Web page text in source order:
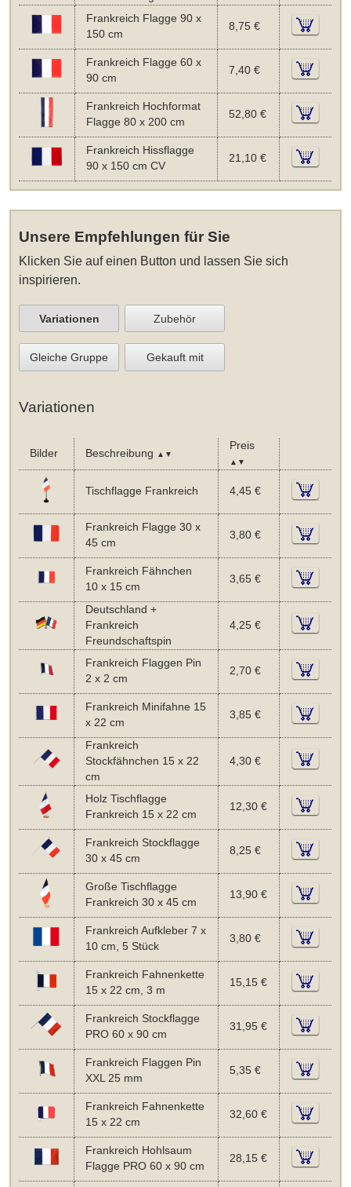
Frankreich Flagge 90 x
150 cm
8,75 €
Frankreich Flagge 60 x
90 cm
7,40 €
Frankreich Hochformat
Flagge 80 x 200 cm
52,80 €
Frankreich Hissflagge
90 x 150 cm CV
21,10 €
Unsere Empfehlungen für Sie
Klicken Sie auf einen Button und lassen Sie sich
inspirieren.
Variationen Zubehör
Gleiche Gruppe Gekauft mit
Variationen
Bilder Beschreibung ▲▼
Preis
▲▼
Tischflagge Frankreich 4,45 €
Frankreich Flagge 30 x
45 cm
3,80 €
Frankreich Fähnchen
10 x 15 cm
3,65 €
Deutschland +
Frankreich
Freundschaftspin
4,25 €
Frankreich Flaggen Pin
2 x 2 cm
2,70 €
Frankreich Minifahne 15
x 22 cm
3,85 €
Frankreich
Stockfähnchen 15 x 22
cm
4,30 €
Holz Tischflagge
Frankreich 15 x 22 cm
12,30 €
Frankreich Stockflagge
30 x 45 cm
8,25 €
Große Tischflagge
Frankreich 30 x 45 cm
13,90 €
Frankreich Aufkleber 7 x
10 cm, 5 Stück
3,80 €
Frankreich Fahnenkette
15 x 22 cm, 3 m
15,15 €
Frankreich Stockflagge
PRO 60 x 90 cm
31,95 €
Frankreich Flaggen Pin
XXL 25 mm
5,35 €
Frankreich Fahnenkette
15 x 22 cm
32,60 €
Frankreich Hohlsaum
Flagge PRO 60 x 90 cm
28,15 €